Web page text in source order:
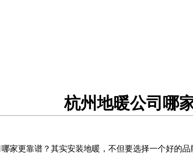
杭州地暖公司哪
哪家更靠谱？其实安装地暖，不但要选择一个好的